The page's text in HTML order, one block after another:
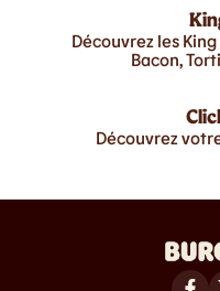
Découvrez les
Bacon,
Découvrez